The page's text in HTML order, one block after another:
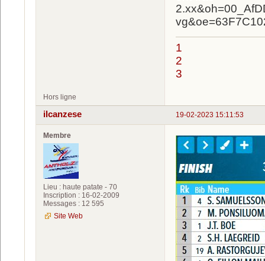
1
2
3
Hors ligne
19-02-2023 15:11:53
ilcanzese
Membre
Lieu : haute patate - 70
Inscription : 16-02-2009
Messages : 12 595
Site Web